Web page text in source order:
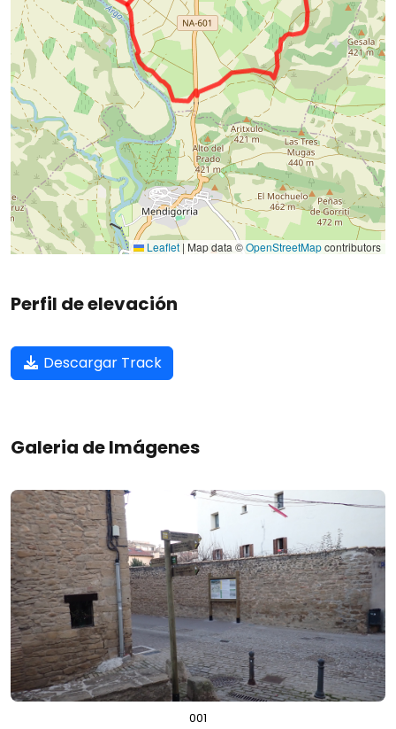
Leaflet | Map data ©OpenStreetMapcontributors
Perfil de elevación
Descargar Track
Galeria de Imágenes
001